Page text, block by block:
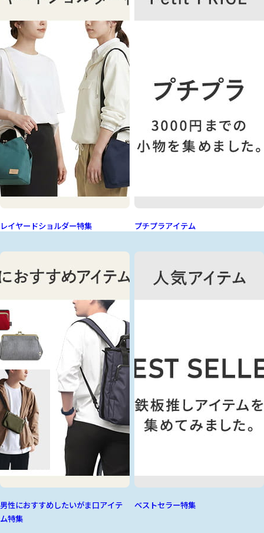
レイヤードショルダー特集 プチプラアイテム
男性におすすめしたいがま口アイテ
ム特集
ベストセラー特集